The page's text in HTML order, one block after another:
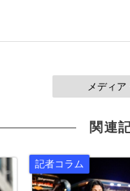
メディ
関連